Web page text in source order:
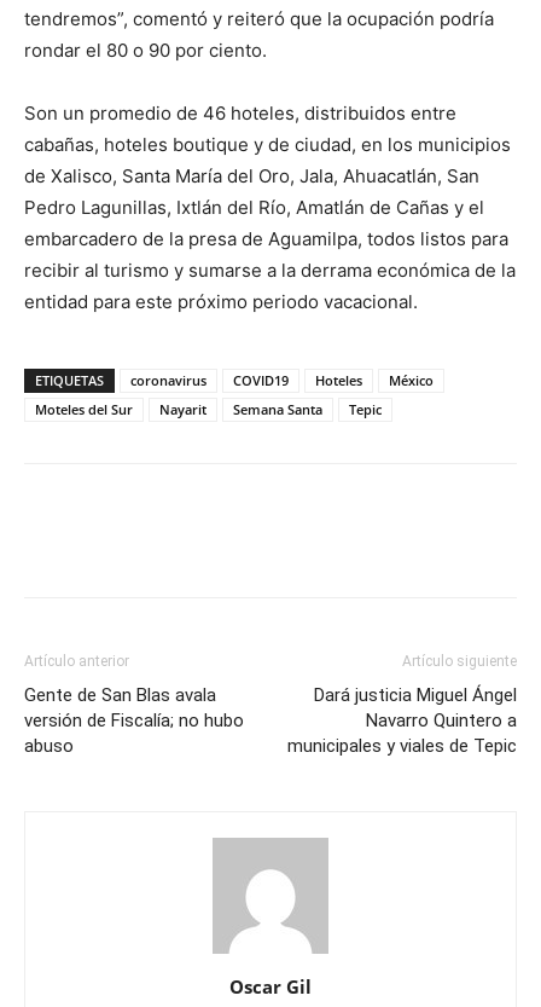
tendremos”, comentó y reiteró que la ocupación podría
rondar el 80 o 90 por ciento.
Son un promedio de 46 hoteles, distribuidos entre
cabañas, hoteles boutique y de ciudad, en los municipios
de Xalisco, Santa María del Oro, Jala, Ahuacatlán, San
Pedro Lagunillas, Ixtlán del Río, Amatlán de Cañas y el
embarcadero de la presa de Aguamilpa, todos listos para
recibir al turismo y sumarse a la derrama económica de la
entidad para este próximo periodo vacacional.
ETIQUETAS coronavirus COVID19 Hoteles
México
Moteles del Sur
Nayarit Semana Santa Tepic
Artículo anterior
Gente de San Blas avala
versión de Fiscalía; no hubo
abuso
Artículo siguiente
Dará justicia Miguel Ángel
Navarro Quintero a
municipales y viales de Tepic
Oscar Gil